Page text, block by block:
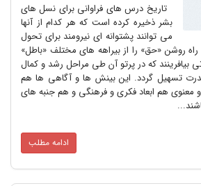
تاریخ درس های فراوانی برای نسل های
بشر ذخیره کرده است که هر کدام از آنها
می توانند پشتوانه ای نیرومند برای تحول
روشن «حق» را از بیراهه های مختلف «باطل»
که در پرتو آن طی مراحل رشد و کمال
تسهیل گردد. این بینش ها و آگاهی ها هم
معنوی هم ابعاد فکری و فرهنگی و هم جنبه های
ادامه مطلب